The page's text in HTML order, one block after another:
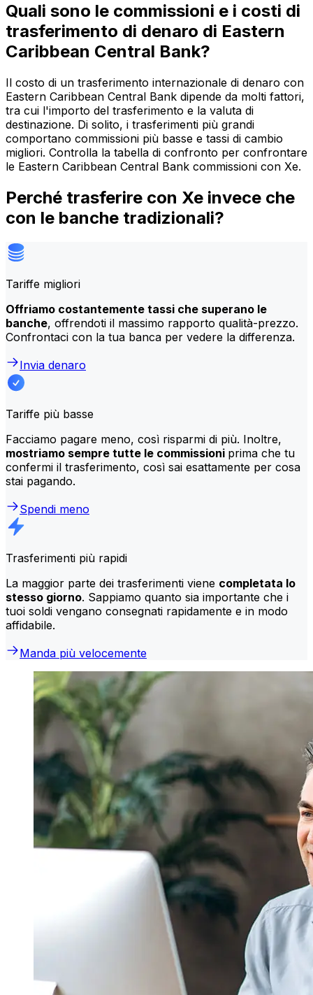
Quali sono le commissioni e i costi di
trasferimento di denaro di Eastern
Caribbean Central Bank?
Il costo di un trasferimento internazionale di denaro con
Eastern Caribbean Central Bank dipende da molti fattori,
tra cui l'importo del trasferimento e la valuta di
destinazione. Di solito, i trasferimenti più grandi
comportano commissioni più basse e tassi di cambio
migliori. Controlla la tabella di confronto per confrontare
le Eastern Caribbean Central Bank commissioni con Xe.
Perché trasferire con Xe invece che
con le banche tradizionali?
Tariffe migliori
Offriamo costantemente tassi che superano le
banche, offrendoti il massimo rapporto qualità-prezzo.
Confrontaci con la tua banca per vedere la differenza.
Invia denaro
Tariffe più basse
Facciamo pagare meno, così risparmi di più. Inoltre,
mostriamo sempre tutte le commissioni prima che tu
confermi il trasferimento, così sai esattamente per cosa
stai pagando.
Spendi meno
Trasferimenti più rapidi
La maggior parte dei trasferimenti viene completata lo
stesso giorno. Sappiamo quanto sia importante che i
tuoi soldi vengano consegnati rapidamente e in modo
affidabile.
Manda più velocemente